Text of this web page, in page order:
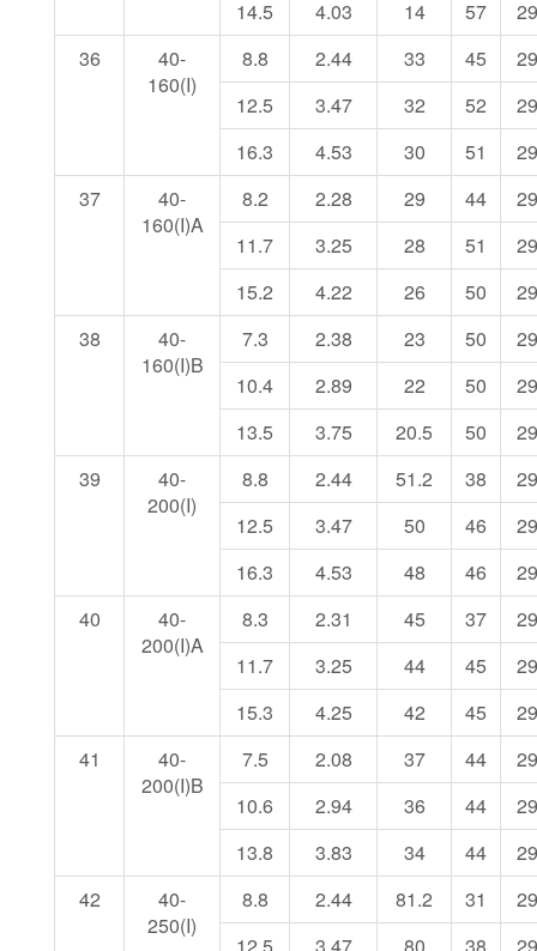
14.5
4.03 14 57
36
40-
160(I)
8.8 2.44 33 45
12.5
3.47 32 52
16.3
4.53 30 51
37
40-
160(I)A
8.2 2.28 29 44
11.7
3.25 28 51
15.2
4.22 26 50
38
40-
160(I)B
7.3 2.38 23 50
10.4
2.89 22 50
13.5
3.75 20.5 50
39
40-
200(I)
8.8 2.44 51.2 38
12.5
3.47 50 46
16.3
4.53 48 46
40
40-
200(I)A
8.3 2.31 45 37
11.7
3.25 44 45
15.3
4.25 42 45
41
40-
200(I)B
7.5 2.08 37 44
10.6
2.94 36 44
13.8
3.83 34 44
42
40-
250(I)
8.8 2.44 81.2 31
12.5
3.47 80 38